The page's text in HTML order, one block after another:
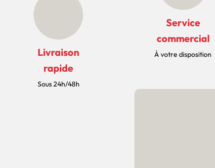
Livraison
rapide
Sous 24h/48h
Service
commercial
À votre disposition